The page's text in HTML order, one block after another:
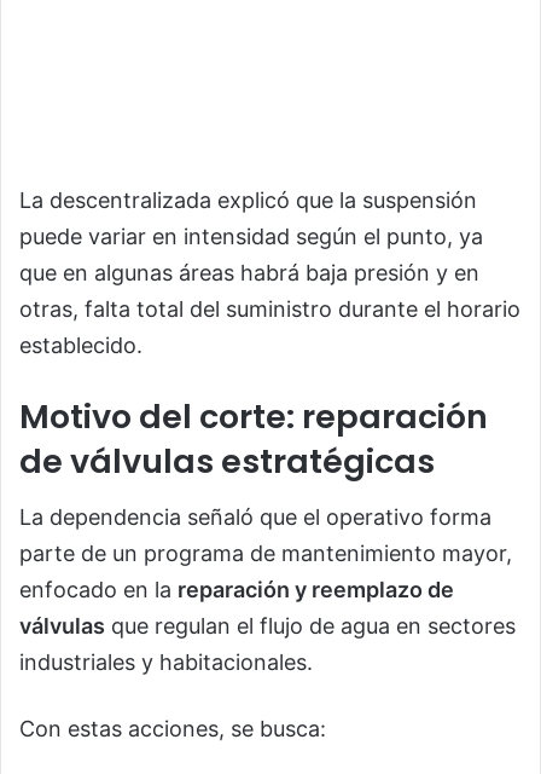
La descentralizada explicó que la suspensión
puede variar en intensidad según el punto, ya
que en algunas áreas habrá baja presión y en
otras, falta total del suministro durante el horario
establecido.
Motivo del corte: reparación
de válvulas estratégicas
La dependencia señaló que el operativo forma
parte de un programa de mantenimiento mayor,
enfocado en la reparación y reemplazo de
válvulas que regulan el flujo de agua en sectores
industriales y habitacionales.
Con estas acciones, se busca: